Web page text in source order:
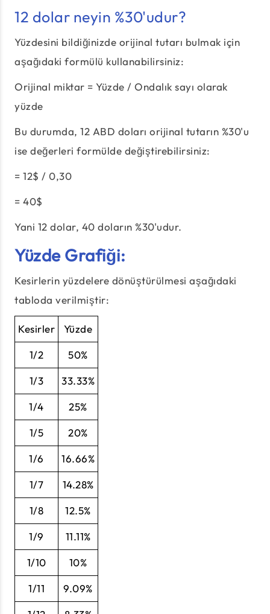
12 dolar neyin %30'udur?
Yüzdesini bildiğinizde orijinal tutarı bulmak için
aşağıdaki formülü kullanabilirsiniz:
Orijinal miktar = Yüzde / Ondalık sayı olarak
yüzde
Bu durumda, 12 ABD doları orijinal tutarın %30'u
ise değerleri formülde değiştirebilirsiniz:
= 12$ / 0,30
= 40$
Yani 12 dolar, 40 doların %30'udur.
Yüzde Grafiği:
Kesirlerin yüzdelere dönüştürülmesi aşağıdaki
tabloda verilmiştir:
Kesirler Yüzde
1/2 50%
1/3 33.33%
1/4 25%
1/5 20%
1/6 16.66%
1/7 14.28%
1/8 12.5%
1/9 11.11%
1/10 10%
1/11 9.09%